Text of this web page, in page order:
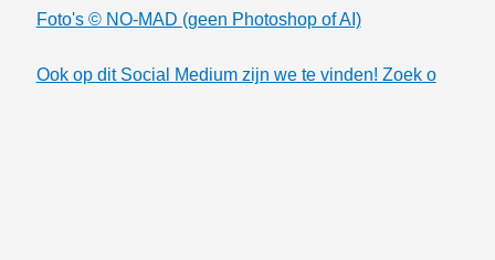
Foto's © NO-MAD (geen Photoshop of AI)
Ook op dit Social Medium zijn we te vinden! Zoek o